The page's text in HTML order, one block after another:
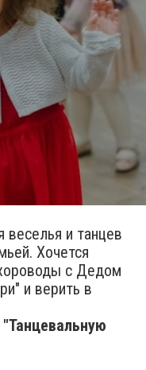
веселья и танцев
Хочется
с Дедом
и верить в